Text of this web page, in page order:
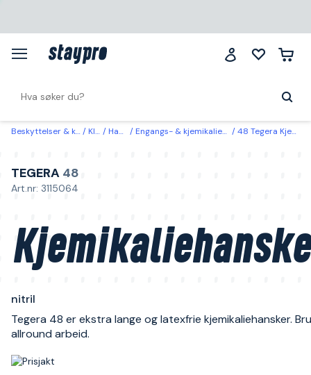
Beskyttelser & klær Klær Hansker Engangs- & kjemikaliebeskyttelseshansker 48 Tegera Kjemikaliehansker nitril 8
TEGERA 48
Art.nr: 3115064
nitril
Tegera 48 er ekstra lange og latexfrie kjemikaliehansker.
allround arbeid.